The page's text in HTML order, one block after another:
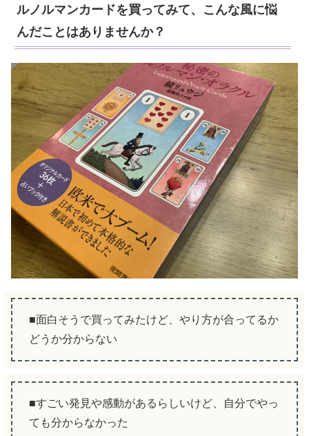
ルノルマンカードを買ってみて、こんな風に悩
んだことはありませんか？
■面白そうで買ってみたけど、やり方が合ってるか
どうか分からない
■すごい発見や感動があるらしいけど、自分でやっ
ても分からなかった